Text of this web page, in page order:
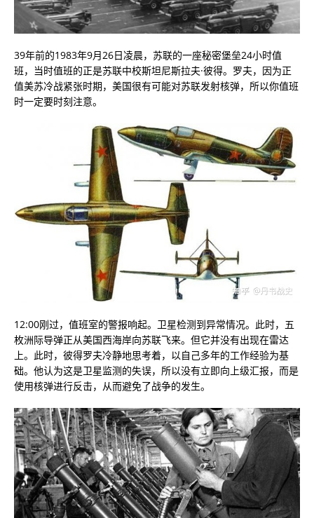
39年前的1983年9月26日凌晨，苏联的一座秘密堡垒24小时值
班，当时值班的正是苏联中校斯坦尼斯拉夫·彼得。罗夫，因为正
值美苏冷战紧张时期，美国很有可能对苏联发射核弹，所以你值班
时一定要时刻注意。
12:00刚过，值班室的警报响起。卫星检测到异常情况。此时，五
枚洲际导弹正从美国西海岸向苏联飞来。但它并没有出现在雷达
上。此时，彼得罗夫冷静地思考着，以自己多年的工作经验为基
础。他认为这是卫星监测的失误，所以没有立即向上级汇报，而是
使用核弹进行反击，从而避免了战争的发生。